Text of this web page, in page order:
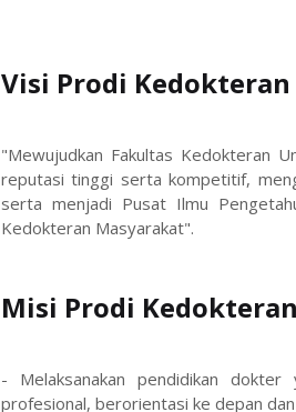
Visi Prodi Kedokteran
"Mewujudkan Fakultas Kedokteran
reputasi tinggi serta kompetitif,
serta menjadi Pusat Ilmu
Kedokteran Masyarakat".
Misi Prodi Kedokteran
- Melaksanakan pendidikan
profesional, berorientasi ke depan